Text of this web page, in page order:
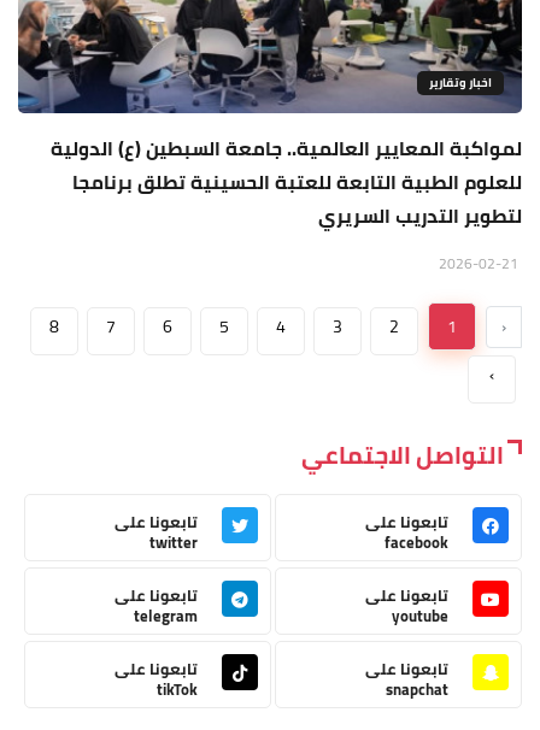
اخبار وتقارير
لمواكبة المعايير العالمية.. جامعة السبطين (ع) الدولية
للعلوم الطبية التابعة للعتبة الحسينية تطلق برنامجا
لتطوير التدريب السريري
‹
1
2
3
4
5
6
7
8
›
التواصل الاجتماعي
تابعونا على
facebook
تابعونا على
twitter
تابعونا على
youtube
تابعونا على
telegram
تابعونا على
snapchat
تابعونا على
tikTok